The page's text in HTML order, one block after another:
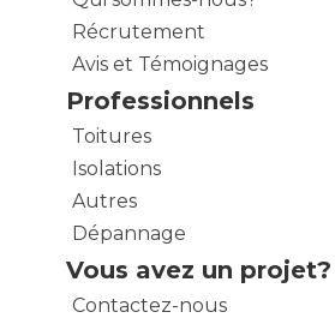
Récrutement
Avis et Témoignages
Professionnels
Toitures
Isolations
Autres
Dépannage
Vous avez un projet?
Contactez-nous